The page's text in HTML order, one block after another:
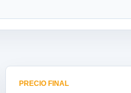
PRECIO FINAL